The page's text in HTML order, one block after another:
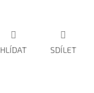
HLÍDAT SDÍLET